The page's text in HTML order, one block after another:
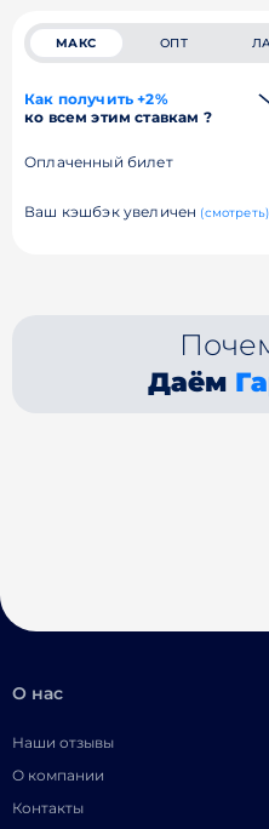
МАКС ОПТ
Как получить +2%
ко всем этим ставкам ?
Оплаченный билет
Ваш кэшбэк увеличен (смотреть)
Даём
О нас
Наши отзывы
О компании
Контакты